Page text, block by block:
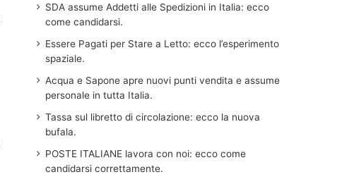
SDA assume Addetti alle Spedizioni in Italia: ecco
come candidarsi.
Essere Pagati per Stare a Letto: ecco l’esperimento
spaziale.
Acqua e Sapone apre nuovi punti vendita e assume
personale in tutta Italia.
Tassa sul libretto di circolazione: ecco la nuova
bufala.
POSTE ITALIANE lavora con noi: ecco come
candidarsi correttamente.